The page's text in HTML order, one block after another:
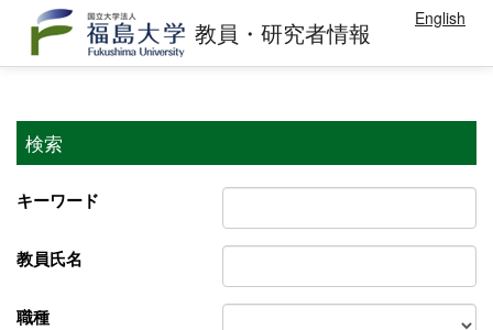
教員・研究者情報 English
検索
キーワード
教員氏名
職種